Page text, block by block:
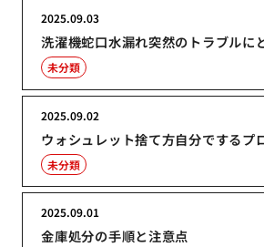
洗濯機蛇口水漏れ突然のトラブルに
2025.09.03
未分類
ウォシュレット捨て方自分でするプ
2025.09.02
未分類
金庫処分の手順と注意点
2025.09.01